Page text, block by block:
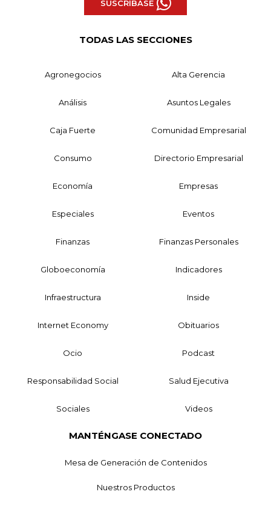
SUSCRÍBASE
TODAS LAS SECCIONES
Agronegocios Alta Gerencia
Análisis Asuntos Legales
Caja Fuerte Comunidad Empresarial
Consumo Directorio Empresarial
Economía Empresas
Especiales Eventos
Finanzas Finanzas Personales
Globoeconomía Indicadores
Infraestructura Inside
Internet Economy Obituarios
Ocio Podcast
Responsabilidad Social Salud Ejecutiva
Sociales Videos
MANTÉNGASE CONECTADO
Mesa de Generación de Contenidos
Nuestros Productos